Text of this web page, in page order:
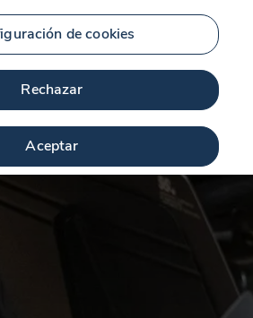
de cookies
Rechazar
Aceptar